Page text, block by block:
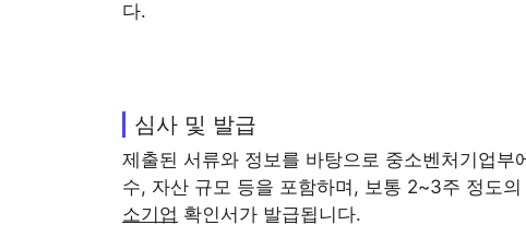
다.
심사 및 발급
제출된 서류와 정보를 바탕으로 중소벤처기업
수, 자산 규모 등을 포함하며, 보통 2~3주 정도
소기업 확인서가 발급됩니다.